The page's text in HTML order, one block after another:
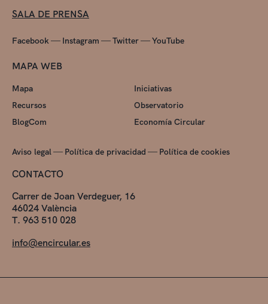
SALA DE PRENSA
Facebook— Instagram —Twitter—YouTube
MAPA WEB
Mapa
Iniciativas
Recursos
Observatorio
BlogCom
Economía Circular
Aviso legal— Política de privacidad — Política de cookies
CONTACTO
Carrer de Joan Verdeguer, 16
46024 València
T. 963 510 028
info@encircular.es